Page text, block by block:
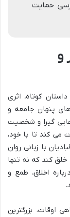
حمایت
و
کوتاه، اثری
پنهان جامعه و
هایی گیرا و شخصیت
می کند تا با خود،
با زبانی روان
کند که نه تنها
اخلاق، طمع و
اوقات، بزرگترین